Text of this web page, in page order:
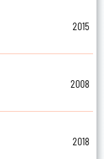
2015
2008
2018